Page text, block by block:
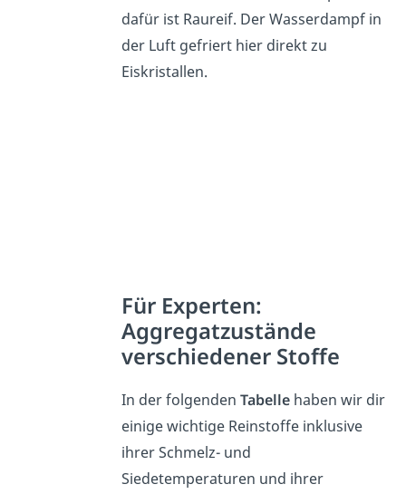
dafür ist Raureif. Der Wasserdampf in
der Luft gefriert hier direkt zu
Eiskristallen.
Für Experten:
Aggregatzustände
verschiedener Stoffe
In der folgendenTabelle haben wir dir
einige wichtige Reinstoffe inklusive
ihrer Schmelz- und
Siedetemperaturen und ihrer